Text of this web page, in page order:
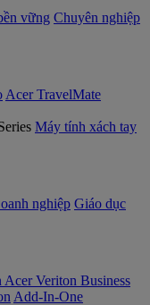
vững Chuyên nghiệp
Acer TravelMate
Máy tính xách tay
nghiệp Giáo dục
Veriton Business
Add-In-One